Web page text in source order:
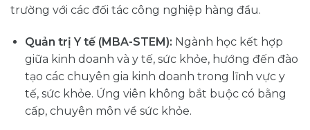
trường với các đối tác công nghiệp hàng đầu.
Quản trị Y tế (MBA-STEM): Ngành học kết hợp
giữa kinh doanh và y tế, sức khỏe, hướng đến đào
tạo các chuyên gia kinh doanh trong lĩnh vực y
tế, sức khỏe. Ứng viên không bắt buộc có bằng
cấp, chuyên môn về sức khỏe.